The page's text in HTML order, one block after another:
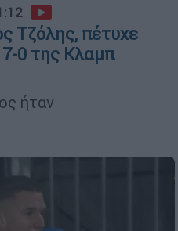
Τζόλης, πέτυχε
0 της Κλαμπ
ήταν